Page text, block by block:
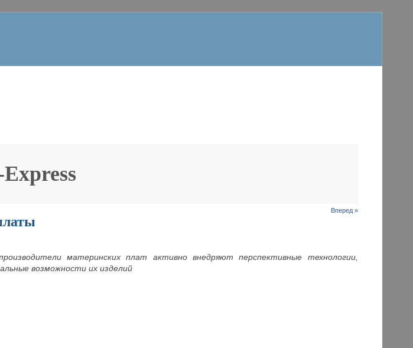
Вперед »
материнских плат активно внедряют перспективные технологии,
возможности их изделий